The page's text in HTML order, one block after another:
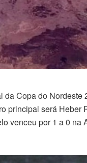
Copa do
principal será Heber
venceu por 1 a 0 na